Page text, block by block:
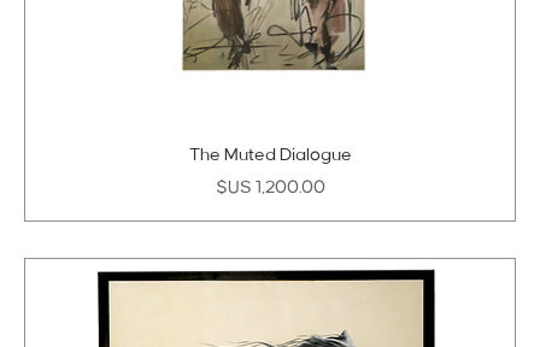
The Muted Dialogue
السعر‏1,200.00 US$